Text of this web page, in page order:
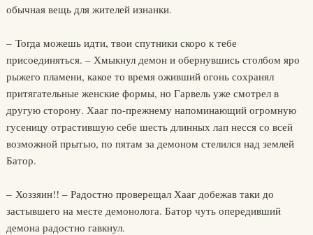
обычная вещь для жителей изнанки.
– Тогда можешь идти, твои спутники скоро к тебе
присоединяться. – Хмыкнул демон и обернувшись столбом яро
рыжего пламени, какое то время оживший огонь сохранял
притягательные женские формы, но Гарвель уже смотрел в
другую сторону. Хааг по-прежнему напоминающий огромную
гусеницу отрастившую себе шесть длинных лап несся со всей
возможной прытью, по пятам за демоном стелился над землей
Батор.
– Хоззяин!! – Радостно проверещал Хааг добежав таки до
застывшего на месте демонолога. Батор чуть опередивший
демона радостно гавкнул.